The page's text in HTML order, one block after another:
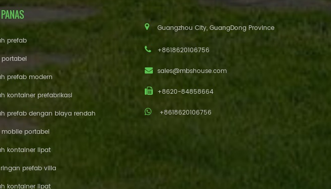
prefab
prefab modern
kontainer prefabrikasi
prefab dengan biaya rendah
portabel
kontainer lipat
prefab villa
kontainer lipat
Guangzhou City, GuangDong Province
+8618620106756
sales@mbshouse.com
+8620-84858664
+8618620106756